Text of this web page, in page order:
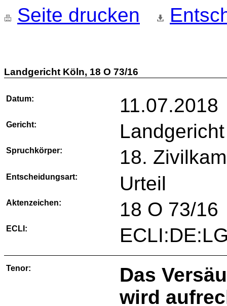
Seite drucken
Landgericht Köln, 18 O 73/16
Datum: 11.07.2018
Gericht:
Spruchkörper: 18.
Entscheidungsart: Urteil
Aktenzeichen: 18 O 73/16
ECLI:
Tenor:
Das
wird